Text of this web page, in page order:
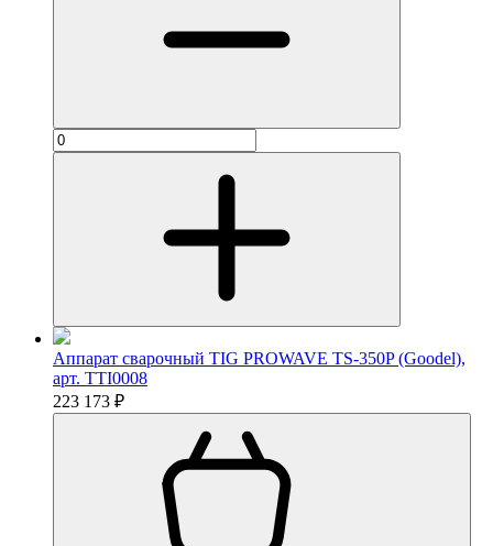
Аппарат сварочный TIG PROWAVE TS-350P (Goodel),
арт. TTI0008
223 173 ₽